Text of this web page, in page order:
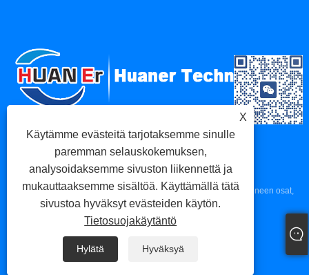
Copyright © 2023 Xiamen Huaner Technology Co., Ltd - CNC-koneen osat,
Sitemap RSS Tietosuojakäytäntö
X
Käytämme evästeitä tarjotaksemme sinulle
paremman selauskokemuksen,
analysoidaksemme sivuston liikennettä ja
mukauttaaksemme sisältöä. Käyttämällä tätä
sivustoa hyväksyt evästeiden käytön.
Tietosuojakäytäntö
Hylätä Hyväksyä